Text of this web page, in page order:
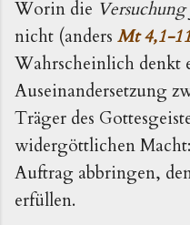
Worin die Versuchung
nicht (anders Mt 4,1-
Wahrscheinlich denkt
Auseinandersetzung
Träger des
widergött­lichen
Auftrag abbrin­gen,
erfüllen.